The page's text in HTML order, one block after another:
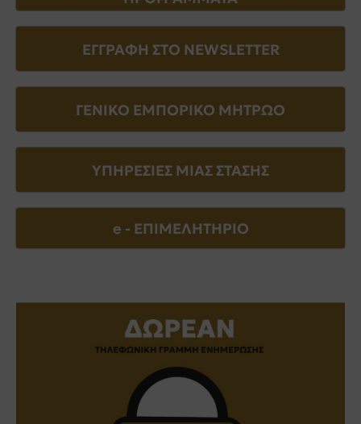
ΕΓΓΡΑΦΗ ΣΤΟ NEWSLETTER
ΓΕΝΙΚΟ ΕΜΠΟΡΙΚΟ ΜΗΤΡΩΟ
ΥΠΗΡΕΣΙΕΣ ΜΙΑΣ ΣΤΑΣΗΣ
e - EΠΙΜΕΛΗΤΗΡΙΟ